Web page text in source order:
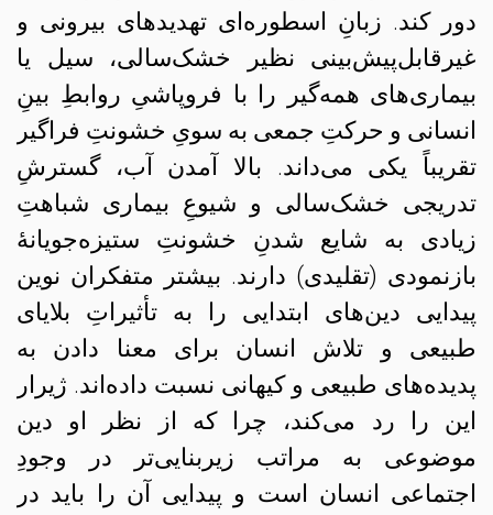
دور کند. زبانِ اسطوره‌ای تهدیدهای بیرونی و
غیرقابل‌پیش‌بینی نظیر خشک‌سالی، سیل یا
بیماری‌های همه‌گیر را با فروپاشیِ روابطِ بینِ
انسانی و حرکتِ جمعی به سویِ خشونتِ فراگیر
تقریباً یکی می‌داند. بالا آمدن آب، گسترشِ
تدریجی خشک‌سالی و شیوعِ بیماری شباهتِ
زیادی به شایع شدنِ خشونتِ ستیزه‌جویانهٔ
بازنمودی (تقلیدی) دارند. بیشتر متفکران نوین
پیدایی‌ دین‌های ابتدایی را به تأثیراتِ بلایای
طبیعی و تلاش انسان برای معنا دادن به
پدیده‌های طبیعی و کیهانی نسبت داده‌اند. ژیرار
این را رد می‌کند، چرا که از نظر او دین
موضوعی به مراتب زیربنایی‌تر در وجودِ
اجتماعی انسان است و پیدایی آن را باید در